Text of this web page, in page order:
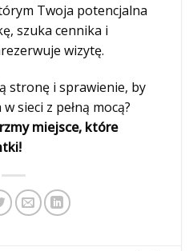
Twoja potencjalna
szuka cennika i
wizytę.
stronę i sprawienie, by
sieci z pełną mocą?
miejsce, które